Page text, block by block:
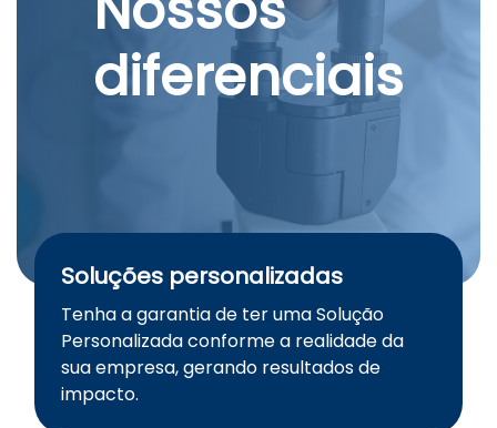
diferenciais
Soluções personalizadas
Tenha a garantia de ter uma Solução
Personalizada conforme a realidade da
sua empresa, gerando resultados de
impacto.